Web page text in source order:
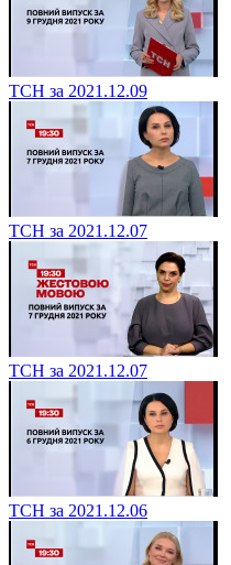
ТСН за 2021.12.09
ТСН за 2021.12.07
ТСН за 2021.12.07
ТСН за 2021.12.06